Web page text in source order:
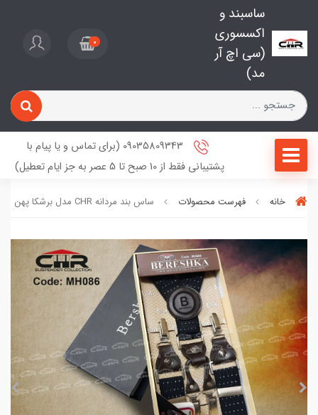
ساسبند و
اکسسوری
(سی اچ آر
مد)
0
09035809343 (برای تماس و یا پیام با
پشتیبانی فقط از 10 صبح تا 5 عصر به جز ایام تعطیل)
خانه فهرست محصولات ساس بند مردانه CHR مدل برشکا پهن